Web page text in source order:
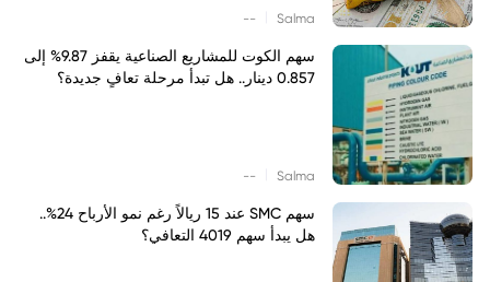
Salma
--
سهم الكوت للمشاريع الصناعية يقفز 9.87% إلى
0.857 دينار.. هل تبدأ مرحلة تعافٍ جديدة؟
Salma
--
سهم SMC عند 15 ريالاً رغم نمو الأرباح 24%..
هل يبدأ سهم 4019 التعافي؟